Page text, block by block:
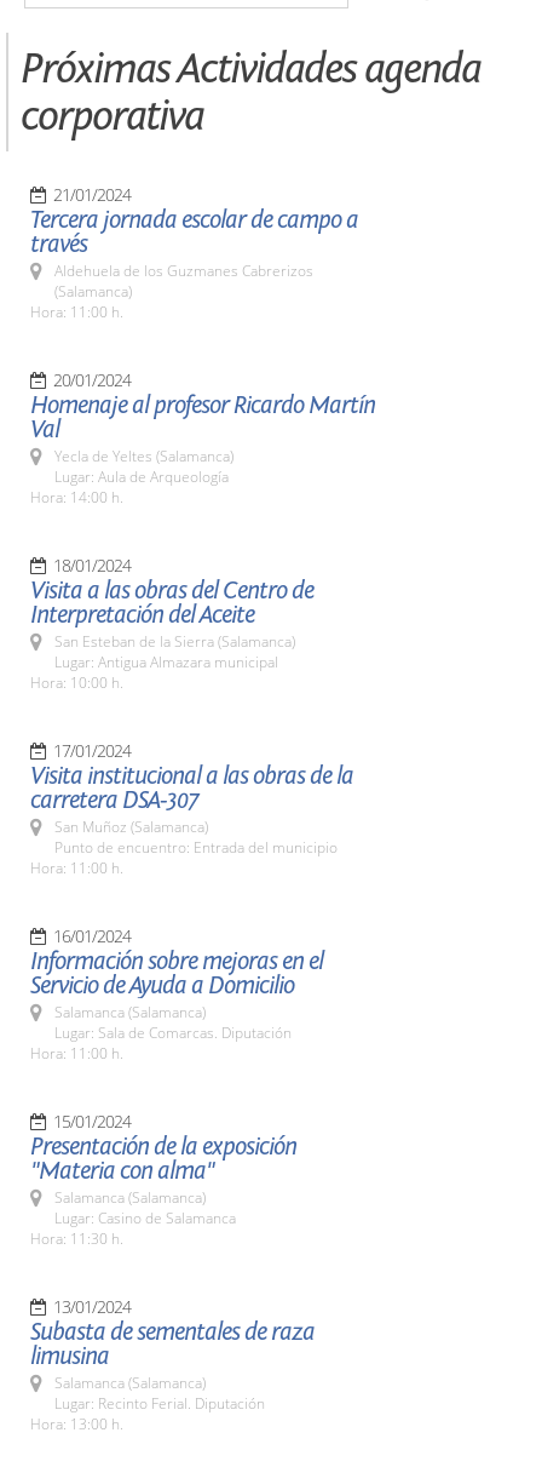
Próximas Actividades agenda
corporativa
21/01/2024
Tercera jornada escolar de campo a
través
Aldehuela de los Guzmanes Cabrerizos
(Salamanca)
Hora: 11:00 h.
20/01/2024
Homenaje al profesor Ricardo Martín
Val
Yecla de Yeltes (Salamanca)
Lugar: Aula de Arqueología
Hora: 14:00 h.
18/01/2024
Visita a las obras del Centro de
Interpretación del Aceite
San Esteban de la Sierra (Salamanca)
Lugar: Antigua Almazara municipal
Hora: 10:00 h.
17/01/2024
Visita institucional a las obras de la
carretera DSA-307
San Muñoz (Salamanca)
Punto de encuentro: Entrada del municipio
Hora: 11:00 h.
16/01/2024
Información sobre mejoras en el
Servicio de Ayuda a Domicilio
Salamanca (Salamanca)
Lugar: Sala de Comarcas. Diputación
Hora: 11:00 h.
15/01/2024
Presentación de la exposición
"Materia con alma"
Salamanca (Salamanca)
Lugar: Casino de Salamanca
Hora: 11:30 h.
13/01/2024
Subasta de sementales de raza
limusina
Salamanca (Salamanca)
Lugar: Recinto Ferial. Diputación
Hora: 13:00 h.